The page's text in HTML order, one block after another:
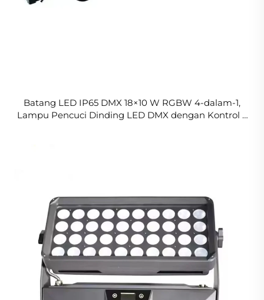
Batang LED IP65 DMX 18×10 W RGBW 4-dalam-1,
Lampu Pencuci Dinding LED DMX dengan Kontrol 6